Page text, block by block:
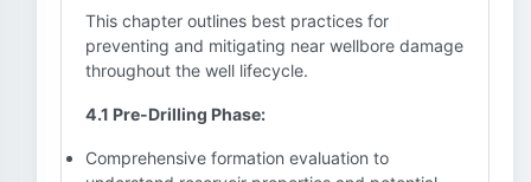
This chapter outlines best practices for
preventing and mitigating near wellbore damage
throughout the well lifecycle.
4.1 Pre-Drilling Phase:
Comprehensive formation evaluation to